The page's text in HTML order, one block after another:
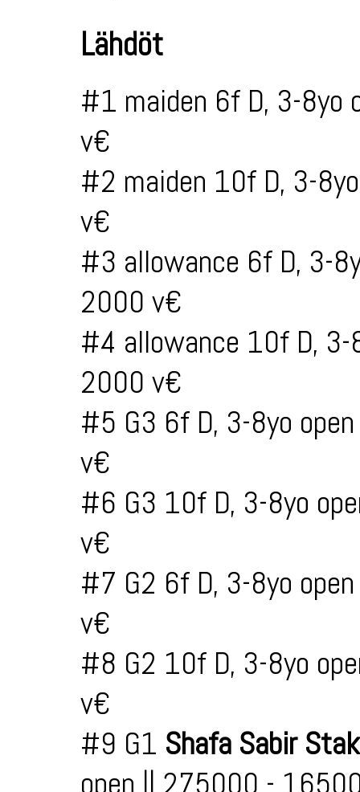
Lähdöt
#1 maiden 6f D, 3-
v€
#2 maiden 10f D, 3-
v€
#3 allowance 6f D, 3-
2000 v€
#4 allowance 10f D,
2000 v€
#5 G3 6f D, 3-8yo
v€
#6 G3 10f D, 3-8yo
v€
#7 G2 6f D, 3-8yo
v€
#8 G2 10f D, 3-8yo
v€
#9 G1 Shafa Sabir
open || 275000 -